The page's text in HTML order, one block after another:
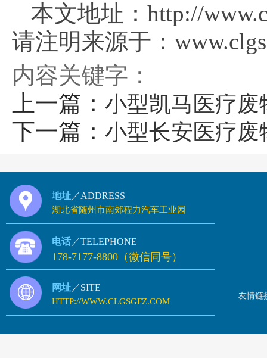
本文地址：http://
请注明来源于：
内容关键字：
上一篇： 小型凯马医疗废
下一篇： 小型长安医疗废
地址 ／ADDRESS
湖北省随州市南郊程力汽车工业园
电话 ／TELEPHONE
178-7177-8800（微信同号）
网址 ／SITE
HTTP://WWW.CLGSGFZ.COM
友情链